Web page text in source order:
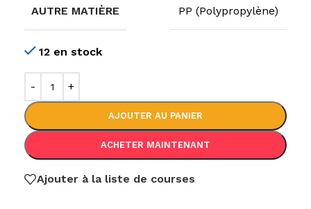
AUTRE MATIÈRE PP (Polypropylène)
12 en stock
AJOUTER AU PANIER
ACHETER MAINTENANT
Ajouter à la liste de courses